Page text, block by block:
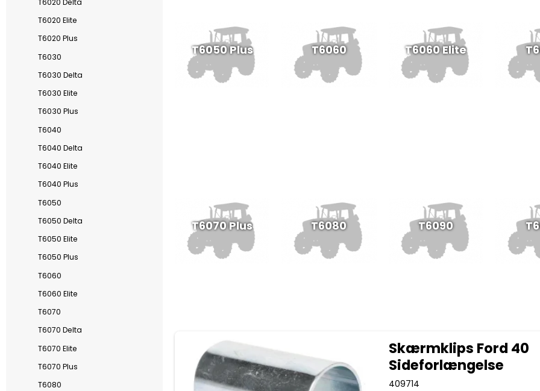
T6020 Elite
T6020 Plus
T6030
T6030 Delta
T6030 Elite
T6030 Plus
T6040
T6040 Delta
T6040 Elite
T6040 Plus
T6050
T6050 Delta
T6050 Elite
T6050 Plus
T6060
T6060 Elite
T6070
T6070 Delta
T6070 Elite
T6070 Plus
T6080
T6050 Plus T6060 T6060 Elite
T6070 Plus T6080 T6090
Skærmklips Ford 40
Sideforlængelse
409714